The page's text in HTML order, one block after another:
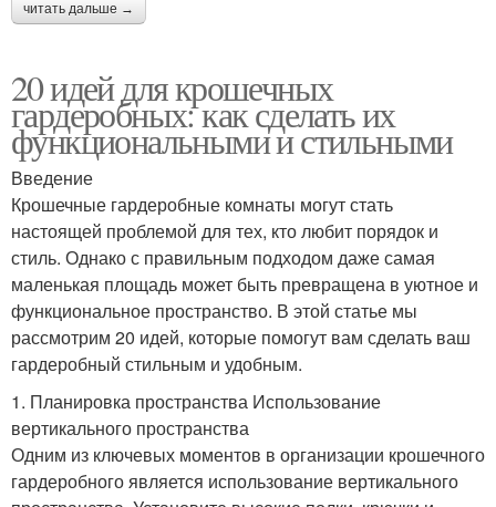
читать дальше →
20 идей для крошечных
гардеробных: как сделать их
функциональными и стильными
Введение
Крошечные гардеробные комнаты могут стать
настоящей проблемой для тех, кто любит порядок и
стиль. Однако с правильным подходом даже самая
маленькая площадь может быть превращена в уютное и
функциональное пространство. В этой статье мы
рассмотрим 20 идей, которые помогут вам сделать ваш
гардеробный стильным и удобным.
1. Планировка пространства Использование
вертикального пространства
Одним из ключевых моментов в организации крошечного
гардеробного является использование вертикального